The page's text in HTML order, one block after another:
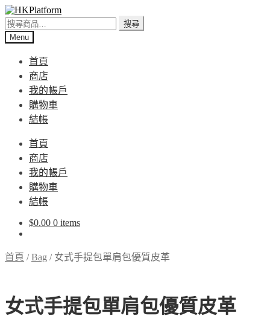
Skip
to
navigation
Skip
to
content
搜
尋
搜尋
Menu
首頁
商店
我的帳戶
購物車
結帳
首頁
商店
我的帳戶
購物車
結帳
$0.00 0 items
首頁 /Bag / 女式手提包單肩包優質皮革
女式手提包單肩包優質皮革